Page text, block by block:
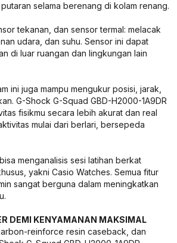
selama berenang di kolam renang.
tekanan, dan sensor termal: melacak
udara, dan suhu. Sensor ini dapat
di luar ruangan dan lingkungan lain
ini juga mampu mengukur posisi, jarak,
G-Shock G-Squad GBD-H2000-1A9DR
fisikmu secara lebih akurat dan real
mulai dari berlari, bersepeda
menganalisis sesi latihan berkat
yakni Casio Watches. Semua fitur
sangat berguna dalam meningkatkan
DEMI KENYAMANAN MAKSIMAL
reinforce resin caseback, dan